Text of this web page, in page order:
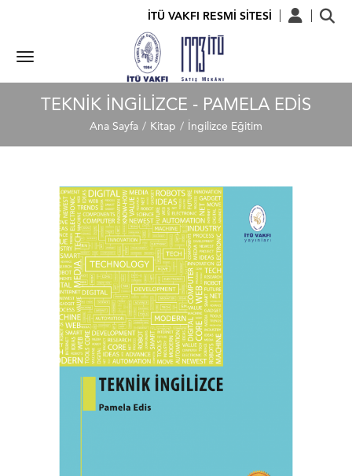
İTÜ VAKFI RESMİ SİTESİ
TEKNIK İNGILIZCE - PAMELA EDIS
Ana Sayfa Kitap İngilizce Eğitim